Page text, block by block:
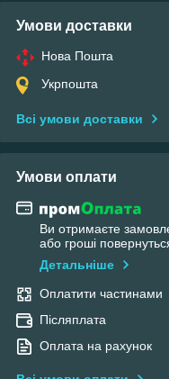
Умови доставки
Нова Пошта
Укрпошта
Всі умови доставки
Умови оплати
Ви отримаєте
або гроші
Детальніше
Оплатити частинами
Післяплата
Оплата на рахунок